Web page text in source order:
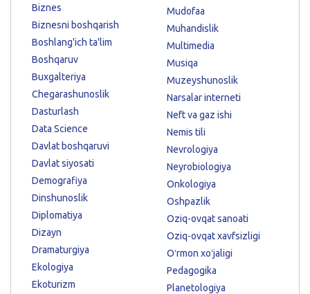
Biznes
Biznesni boshqarish
Boshlang'ich ta'lim
Boshqaruv
Buxgalteriya
Chegarashunoslik
Dasturlash
Data Science
Davlat boshqaruvi
Davlat siyosati
Demografiya
Dinshunoslik
Diplomatiya
Dizayn
Dramaturgiya
Ekologiya
Ekoturizm
Mudofaa
Muhandislik
Multimedia
Musiqa
Muzeyshunoslik
Narsalar interneti
Neft va gaz ishi
Nemis tili
Nevrologiya
Neyrobiologiya
Onkologiya
Oshpazlik
Oziq-ovqat sanoati
Oziq-ovqat xavfsizligi
Oʻrmon xoʻjaligi
Pedagogika
Planetologiya